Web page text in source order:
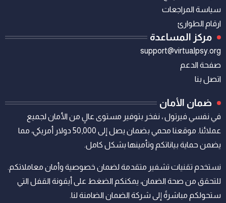
سياسة المراجعات
ارقام الطوارئ
مركز المساعدة
support@virtualpsy.org
صفحة الدعم
اتصل بنا
ضمان الأمان
في نفسي فيرتول ، نفخر بتوفير مستوى عالٍ من الأمان لجميع
عملائنا. موقعنا محمي بضمان يصل إلى 50,000 دولار أمريكي، مما
يضمن حماية بياناتكم وتأمينها بشكل كامل.
نستخدم تقنيات تشفير متقدمة لضمان خصوصية وأمان معاملاتكم.
للتحقق من صحة الضمان، يمكنكم الضغط على أيقونة القفل التي
ستحولكم مباشرةً إلى شركة الضمان الضامنة لنا.